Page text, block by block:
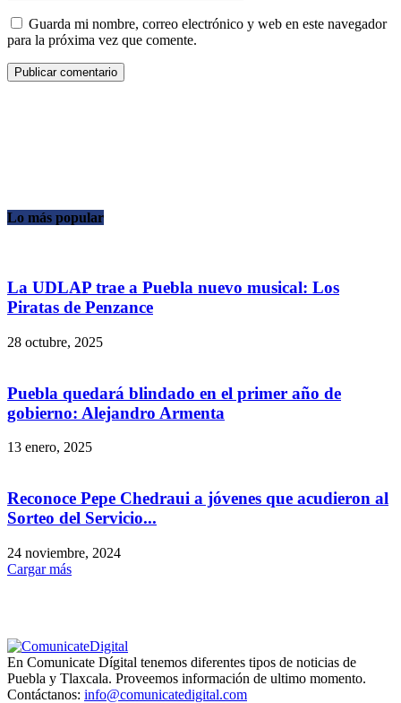
Guarda mi nombre, correo electrónico y web en este navegador
para la próxima vez que comente.
Lo más popular
La UDLAP trae a Puebla nuevo musical: Los
Piratas de Penzance
28 octubre, 2025
Puebla quedará blindado en el primer año de
gobierno: Alejandro Armenta
13 enero, 2025
Reconoce Pepe Chedraui a jóvenes que acudieron al
Sorteo del Servicio...
24 noviembre, 2024
Cargar más
En Comunicate Dígital tenemos diferentes tipos de noticias de
Puebla y Tlaxcala. Proveemos información de ultimo momento.
Contáctanos: info@comunicatedigital.com